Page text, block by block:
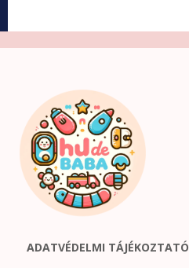
ADATVÉDELMI TÁJÉKOZTATÓ